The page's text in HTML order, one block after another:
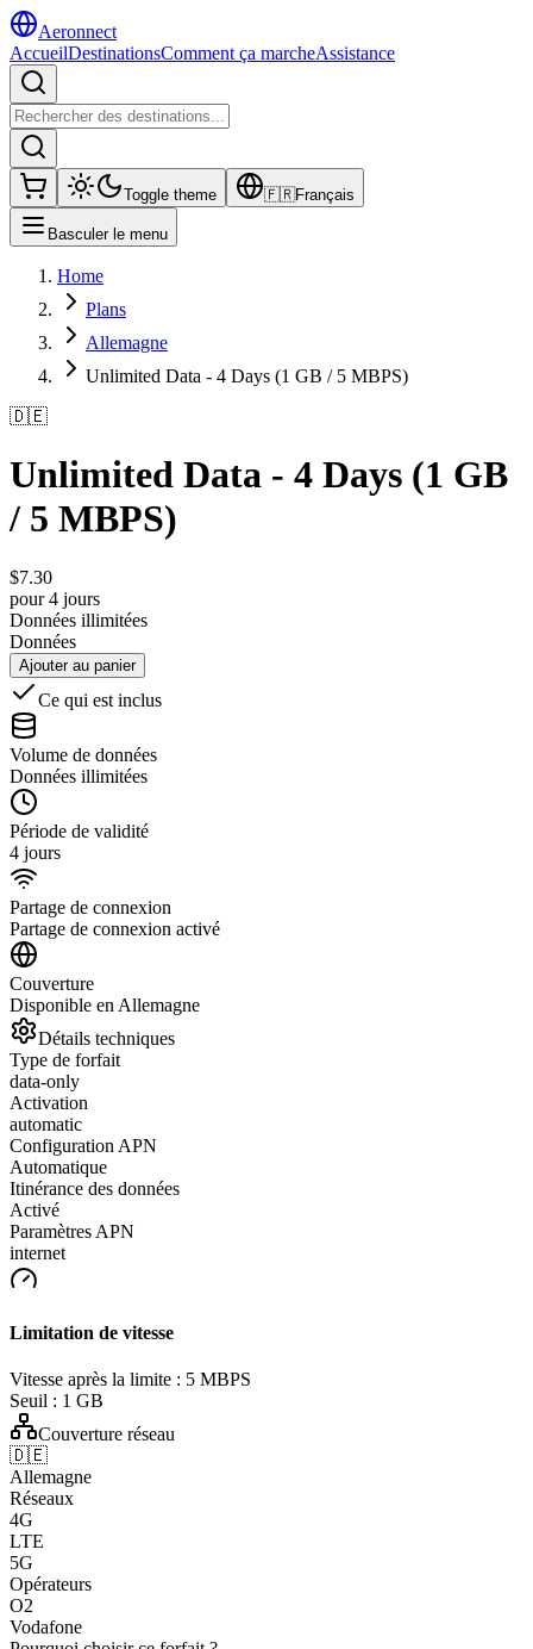
Aeronnect
AccueilDestinationsComment ça marcheAssistance
Toggle theme 🇫🇷Français
Basculer le menu
Home
Plans
Allemagne
Unlimited Data - 4 Days (1 GB / 5 MBPS)
🇩🇪
Unlimited Data - 4 Days (1 GB
/ 5 MBPS)
$7.30
pour 4 jours
Données illimitées
Données
Ajouter au panier
Ce qui est inclus
Volume de données
Données illimitées
Période de validité
4 jours
Partage de connexion
Partage de connexion activé
Couverture
Disponible en Allemagne
Détails techniques
Type de forfait
data-only
Activation
automatic
Configuration APN
Automatique
Itinérance des données
Activé
Paramètres APN
internet
Limitation de vitesse
Vitesse après la limite : 5 MBPS
Seuil : 1 GB
Couverture réseau
🇩🇪
Allemagne
Réseaux
4G
LTE
5G
Opérateurs
O2
Vodafone